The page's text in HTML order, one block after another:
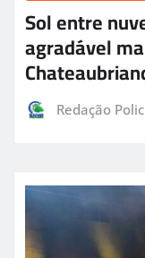
Sol entre
agradável
Redação